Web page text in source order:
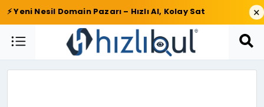
⚡ Yeni Nesil Domain Pazarı – Hızlı Al, Kolay Sat ×